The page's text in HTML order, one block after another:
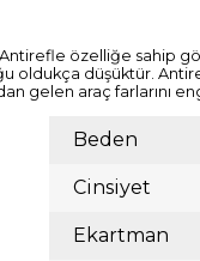
özelliğe sahip
oldukça düşüktür.
gelen araç farlarını
Beden
Cinsiyet
Ekartman